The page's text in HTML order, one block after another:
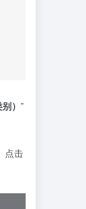
） ”
点击